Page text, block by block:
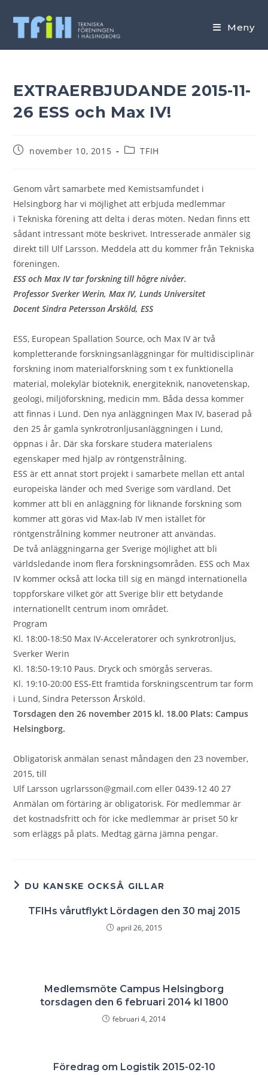
innehållet
Meny
EXTRAERBJUDANDE 2015-11-
26 ESS och Max IV!
Inläggetnovember 10, 2015 Inläggskategori:
TFIH
Genom vårt samarbete med Kemistsamfundet i
Helsingborg har vi möjlighet att erbjuda medlemmar
i Tekniska förening att delta i deras möten. Nedan finns ett
sådant intressant möte beskrivet. Intresserade anmäler sig
direkt till Ulf Larsson. Meddela att du kommer från Tekniska
föreningen.
ESS och Max IV tar forskning till högre nivåer.
Professor Sverker Werin, Max IV, Lunds Universitet
Docent Sindra Petersson Årsköld, ESS
ESS, European Spallation Source, och Max IV är två
kompletterande forskningsanläggningar för multidisciplinär
forskning inom materialforskning som t ex funktionella
material, molekylär bioteknik, energiteknik, nanovetenskap,
geologi, miljöforskning, medicin mm. Båda dessa kommer
att finnas i Lund. Den nya anläggningen Max IV, baserad på
den 25 år gamla synkrotronljusanläggningen i Lund,
öppnas i år. Där ska forskare studera materialens
egenskaper med hjälp av röntgenstrålning.
ESS är ett annat stort projekt i samarbete mellan ett antal
europeiska länder och med Sverige som värdland. Det
kommer att bli en anläggning för liknande forskning som
kommer att göras vid Max-lab IV men istället för
röntgenstrålning kommer neutroner att användas.
De två anläggningarna ger Sverige möjlighet att bli
världsledande inom flera forskningsområden. ESS och Max
IV kommer också att locka till sig en mängd internationella
toppforskare vilket gör att Sverige blir ett betydande
internationellt centrum inom området.
Program
Kl. 18:00-18:50 Max IV-Acceleratorer och synkrotronljus,
Sverker Werin
Kl. 18:50-19:10 Paus. Dryck och smörgås serveras.
Kl. 19:10-20:00 ESS-Ett framtida forskningscentrum tar form
i Lund, Sindra Petersson Årsköld.
Torsdagen den 26 november 2015 kl. 18.00 Plats: Campus
Helsingborg.
Obligatorisk anmälan senast måndagen den 23 november,
2015, till
Ulf Larsson ugrlarsson@gmail.com eller 0439-12 40 27
Anmälan om förtäring är obligatorisk. För medlemmar är
det kostnadsfritt och för icke medlemmar är priset 50 kr
som erläggs på plats. Medtag gärna jämna pengar.
DU KANSKE OCKSÅ GILLAR
TFIHs vårutflykt Lördagen den 30 maj 2015
april 26, 2015
Medlemsmöte Campus Helsingborg
torsdagen den 6 februari 2014 kl 1800
februari 4, 2014
Föredrag om Logistik 2015-02-10